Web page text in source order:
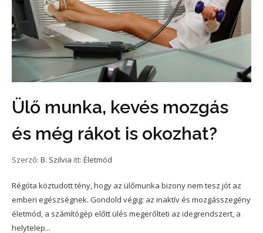
Ülő munka, kevés mozgás
és még rákot is okozhat?
Szerző: B. Szilvia itt: Életmód
Régóta köztudott tény, hogy az ülőmunka bizony nem tesz jót az
emberi egészségnek. Gondold végig: az inaktív és mozgásszegény
életmód, a számítógép előtt ülés megerőlteti az idegrendszert, a
helytelep...